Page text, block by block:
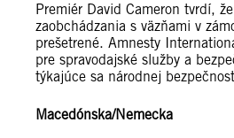
Premiér David Cameron tvrdí,
zaobchádzania s väzňami v
prešetrené. Amnesty
pre spravodajské služby a
týkajúce sa národnej
Macedónska/Nemecka